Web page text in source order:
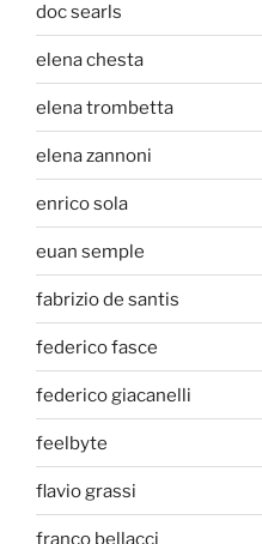
doc searls
elena chesta
elena trombetta
elena zannoni
enrico sola
euan semple
fabrizio de santis
federico fasce
federico giacanelli
feelbyte
flavio grassi
franco bellacci